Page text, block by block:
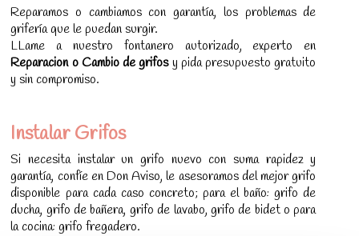
Reparamos o cambiamos con garantía, los problemas de
grifería que le puedan surgir.
LLame a nuestro fontanero autorizado, experto en
Reparacion o Cambio de grifosy pida presupuesto gratuito
y sin compromiso.
Instalar Grifos
Si necesita instalar un grifo nuevo con suma rapidez y
garantía, confíe en Don Aviso, le asesoramos del mejor grifo
disponible para cada caso concreto; para el baño: grifo de
ducha, grifo de bañera, grifo de lavabo, grifo de bidet o para
la cocina: grifo fregadero.